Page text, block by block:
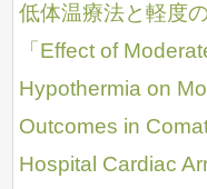
低体温療法と軽度
「Effect of
Hypothermia on
Outcomes in
Hospital Cardiac